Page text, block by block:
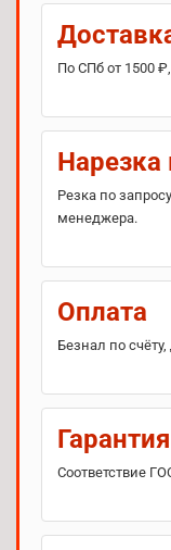
По СПб от 1500
Нарезка
Резка по
менеджера.
Оплата
Безнал по
Гарантия
Соответствие